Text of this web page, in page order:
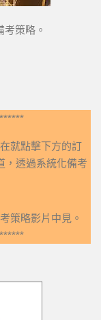
策略。
就點擊下方的訂
，透過系統化備考
策略影片中見。